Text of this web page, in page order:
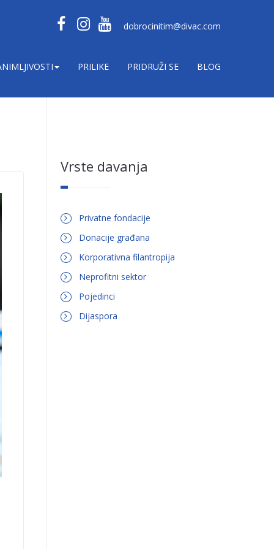
dobrocinitim@divac.com
PRILIKE PRIDRUŽI SE BLOG
Vrste davanja
Privatne fondacije
Donacije građana
Korporativna filantropija
Neprofitni sektor
Pojedinci
Dijaspora